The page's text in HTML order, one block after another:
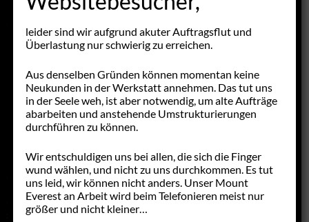
AT-PROGRAMM
ERSATZTEILE
NF-PROGRAMM
GEBRAUCHTTEILE
SCHNICKSCHNACK
FAHRZEUGANGEBOTE
STELLENANGEBOTE
leider sind wir aufgrund akuter Auftragsflut und
Überlastung nur schwierig zu erreichen.
Aus denselben Gründen können momentan keine
Neukunden in der Werkstatt annehmen. Das tut uns
in der Seele weh, ist aber notwendig, um alte Aufträge
abarbeiten und anstehende Umstrukturierungen
durchführen zu können.
Wir entschuldigen uns bei allen, die sich die Finger
wund wählen, und nicht zu uns durchkommen. Es tut
uns leid, wir können nicht anders. Unser Mount
Everest an Arbeit wird beim Telefonieren meist nur
größer und nicht kleiner…